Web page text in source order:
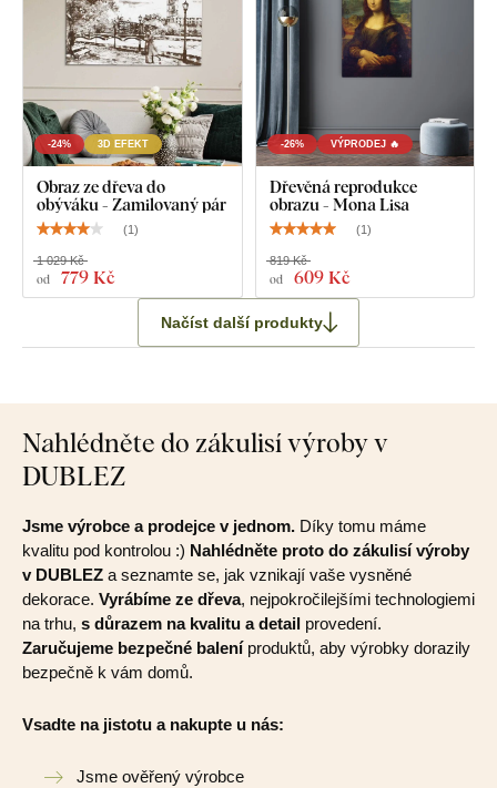
-24% 3D EFEKT
Obraz ze dřeva do
obýváku - Zamilovaný pár
(1)
od 779 Kč
1 029 Kč
-26% VÝPRODEJ 🔥
Dřevěná reprodukce
obrazu - Mona Lisa
(1)
od 609 Kč
819 Kč
Načíst další produkty
Nahlédněte do zákulisí výroby v
DUBLEZ
Jsme výrobce a prodejce v jednom. Díky tomu máme
kvalitu pod kontrolou :) Nahlédněte proto do zákulisí výroby
v DUBLEZ a seznamte se, jak vznikají vaše vysněné
dekorace. Vyrábíme ze dřeva, nejpokročilejšími technologiemi
na trhu, s důrazem na kvalitu a detail provedení.
Zaručujeme bezpečné baleníproduktů, aby výrobky dorazily
bezpečně k vám domů.
Vsadte na jistotu a nakupte u nás:
Jsme ověřený výrobce